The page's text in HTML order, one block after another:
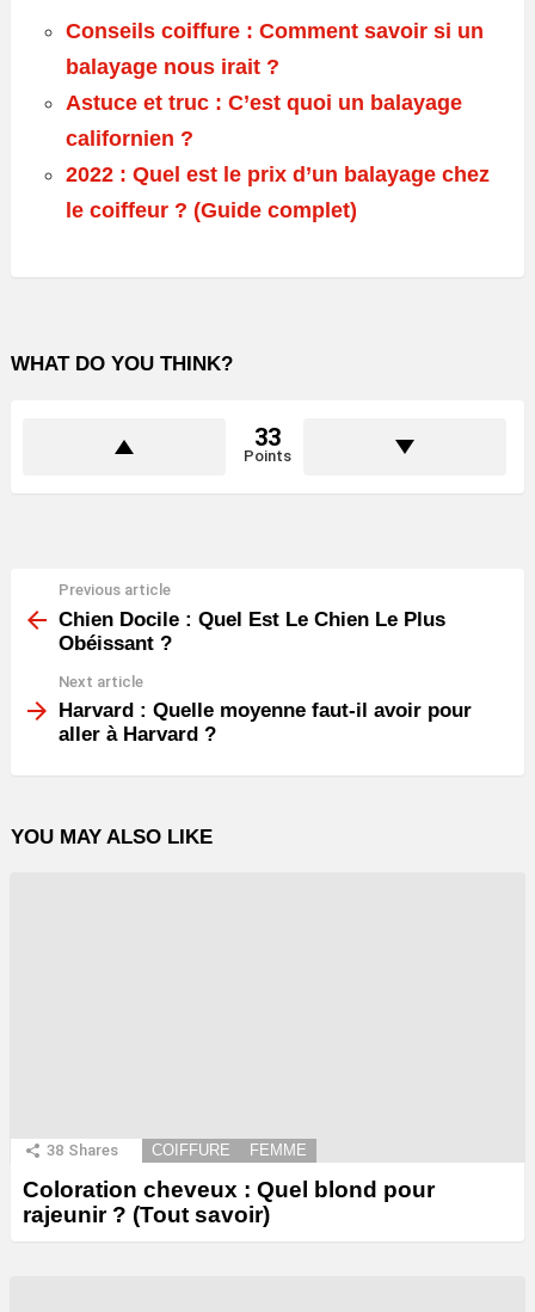
Conseils coiffure : Comment savoir si un
balayage nous irait ?
Astuce et truc : C’est quoi un balayage
californien ?
2022 : Quel est le prix d’un balayage chez
le coiffeur ? (Guide complet)
WHAT DO YOU THINK?
33
Points
more
Previous article
Chien Docile : Quel Est Le Chien Le Plus
Obéissant ?
Next article
Harvard : Quelle moyenne faut-il avoir pour
aller à Harvard ?
YOU MAY ALSO LIKE
38 Shares COIFFURE FEMME
Coloration cheveux : Quel blond pour
rajeunir ? (Tout savoir)